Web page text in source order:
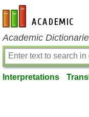
en-academic.com
Academic
Interpretations